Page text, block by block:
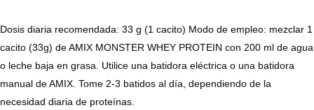
Dosis diaria recomendada: 33 g (1 cacito) Modo de empleo: mezclar 1
cacito (33g) de AMIX MONSTER WHEY PROTEIN con 200 ml de agua
o leche baja en grasa. Utilice una batidora eléctrica o una batidora
manual de AMIX. Tome 2-3 batidos al día, dependiendo de la
necesidad diaria de proteínas.